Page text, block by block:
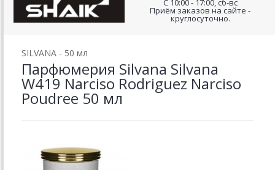
С 10:00 - 17:00, сб-вс
Приём заказов на сайте -
круглосуточно.
SILVANA - 50 мл
Парфюмерия Silvana Silvana
W419 Narciso Rodriguez Narciso
Poudree 50 мл